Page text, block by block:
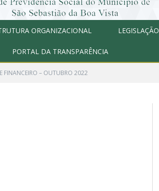
ORGANIZACIONAL LEGISLAÇÃO
PORTAL DA TRANSPARÊNCIA
FINANCEIRO – OUTUBRO 2022